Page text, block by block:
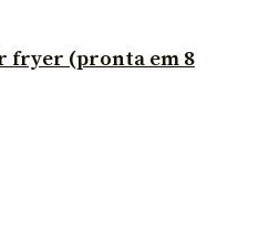
fryer (pronta em 8